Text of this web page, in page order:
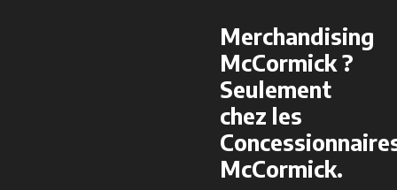
Merchandising
McCormick ?
Seulement
chez les
McCormick.